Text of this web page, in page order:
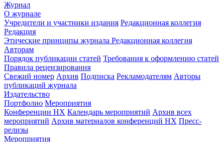
Журнал
О журнале
Учредители и участники издания Редакционная коллегия
Редакция
Этические принципы журнала Редакционная коллегия
Авторам
Порядок публикации статей Требования к оформлению статей
Правила рецензирования
Свежий номер Архив Подписка Рекламодателям Авторы
публикаций журнала
Издательство
Портфолио Мероприятия
Конференции НХ Календарь мероприятий Архив всех
мероприятий Архив материалов конференций НХ Пресс-
релизы
Мероприятия